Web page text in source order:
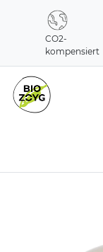
CO2-
kompensiert